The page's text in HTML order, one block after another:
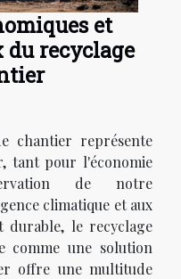
et
recyclage
chantier représente
tant pour l'économie
de notre
climatique et aux
durable, le recyclage
comme une solution
offre une multitude